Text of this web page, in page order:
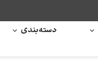
دسته‌بندی